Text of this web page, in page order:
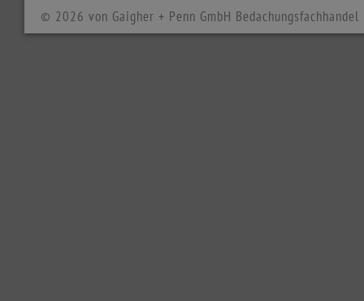
© 2026 von Gaigher + Penn GmbH Bedachungsfachhandel